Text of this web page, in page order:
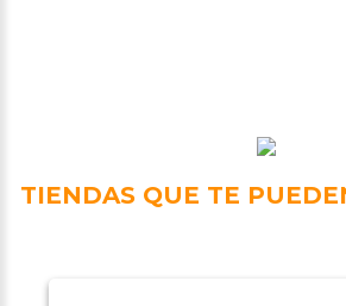
TIENDAS QUE TE